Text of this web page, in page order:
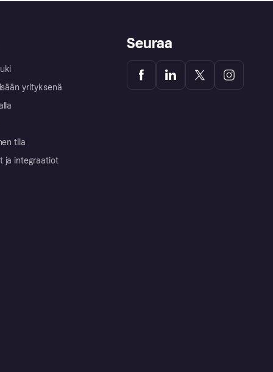
yrityksenä
tila
ja integraatiot
Seuraa